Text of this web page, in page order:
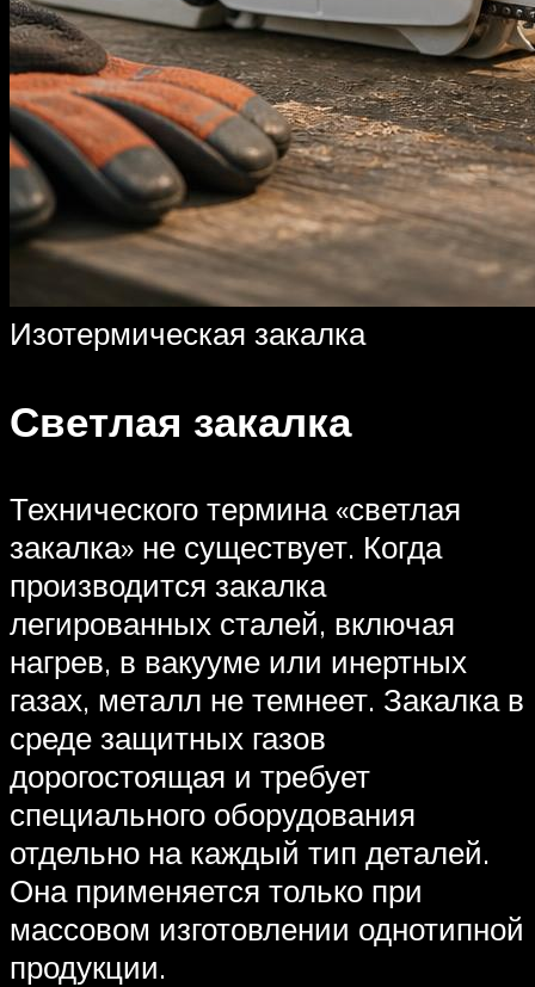
Изотермическая закалка
Светлая закалка
Технического термина «светлая
закалка» не существует. Когда
производится закалка
легированных сталей, включая
нагрев, в вакууме или инертных
газах, металл не темнеет. Закалка в
среде защитных газов
дорогостоящая и требует
специального оборудования
отдельно на каждый тип деталей.
Она применяется только при
массовом изготовлении однотипной
продукции.